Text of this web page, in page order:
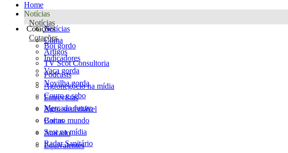
Home
Notícias
Notícias
Notícias
Clima
Artigos
TV Scot Consultoria
Podcasts
Agronegócio na mídia
Entrevistas
Agro sustentável
Cartas
Scot na mídia
Radar Sanitário
Cotações
Cotações
Boi gordo
Indicadores
Vaca gorda
Novilha gorda
Couro e sebo
Mercado futuro
Boi no mundo
Atacado
Equivalentes